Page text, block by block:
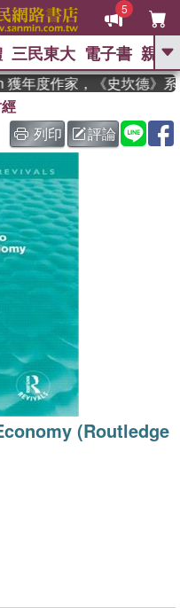
5
GO
野圭吾
是一群喵 、 國際布克獎 臺灣
、 方念華 、 台灣的李登輝時
學女孩：黎曼猜想
三民東大 電子書 親子
年度作家，《史坎德》系
列印
評論
(Routledge